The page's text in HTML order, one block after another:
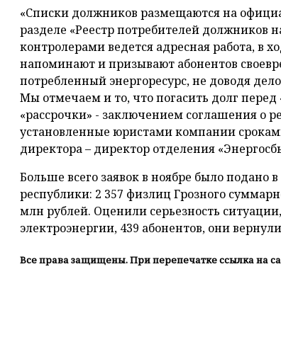
«Списки должников размещаются на
разделе «Реестр потребителей должников
контролерами ведется адресная работа, в
напоминают и призывают абонентов
потребленный энергоресурс, не доводя
Мы отмечаем и то, что погасить долг
«рассрочки» - заключением соглашения о
установленные юристами компании
директора – директор отделения
Больше всего заявок в ноябре было
республики: 2 357 физлиц Грозного
млн рублей. Оценили серьезность
электроэнергии, 439 абонентов, они
Все права защищены. При перепечатке ссылка на